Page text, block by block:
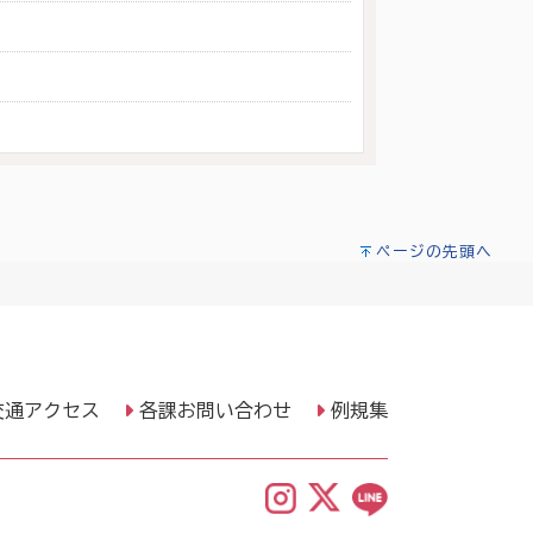
ページの先頭へ
通アクセス 各課お問い合わせ 例規集